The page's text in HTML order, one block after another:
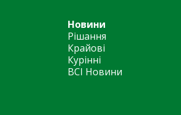
Новини
Рішання
Крайові
Курінні
ВСІ Новини